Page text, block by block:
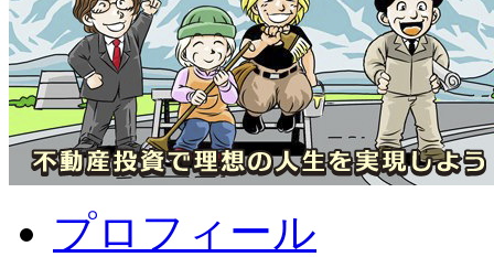
プロフィール